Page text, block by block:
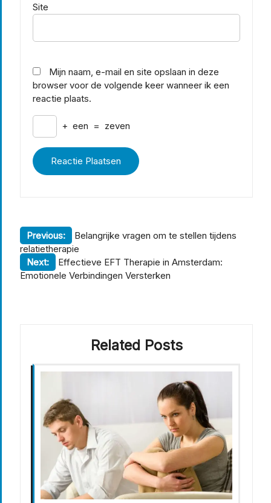
Site
Mijn naam, e-mail en site opslaan in deze
browser voor de volgende keer wanneer ik een
reactie plaats.
+ een = zeven
Berichtnavigatie
Previous:
Belangrijke vragen om te stellen tijdens
relatietherapie
Next:
Effectieve EFT Therapie in Amsterdam:
Emotionele Verbindingen Versterken
Related Posts